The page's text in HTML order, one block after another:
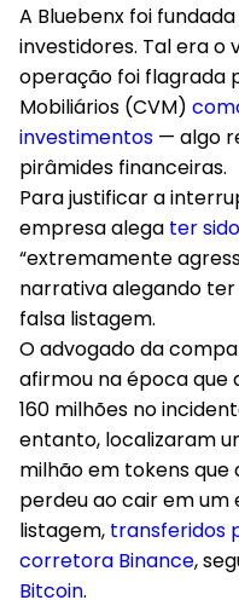
A Bluebenx foi
investidores. Tal era o
operação foi flagrada
Mobiliários (CVM)
investimentos — algo
pirâmides financeiras.
Para justificar a
empresa alega ter
“extremamente
narrativa alegando
falsa listagem.
O advogado da
afirmou na época que
160 milhões no
entanto, localizaram
milhão em tokens que
perdeu ao cair em um
listagem, transferidos
corretora Binance,
Bitcoin.